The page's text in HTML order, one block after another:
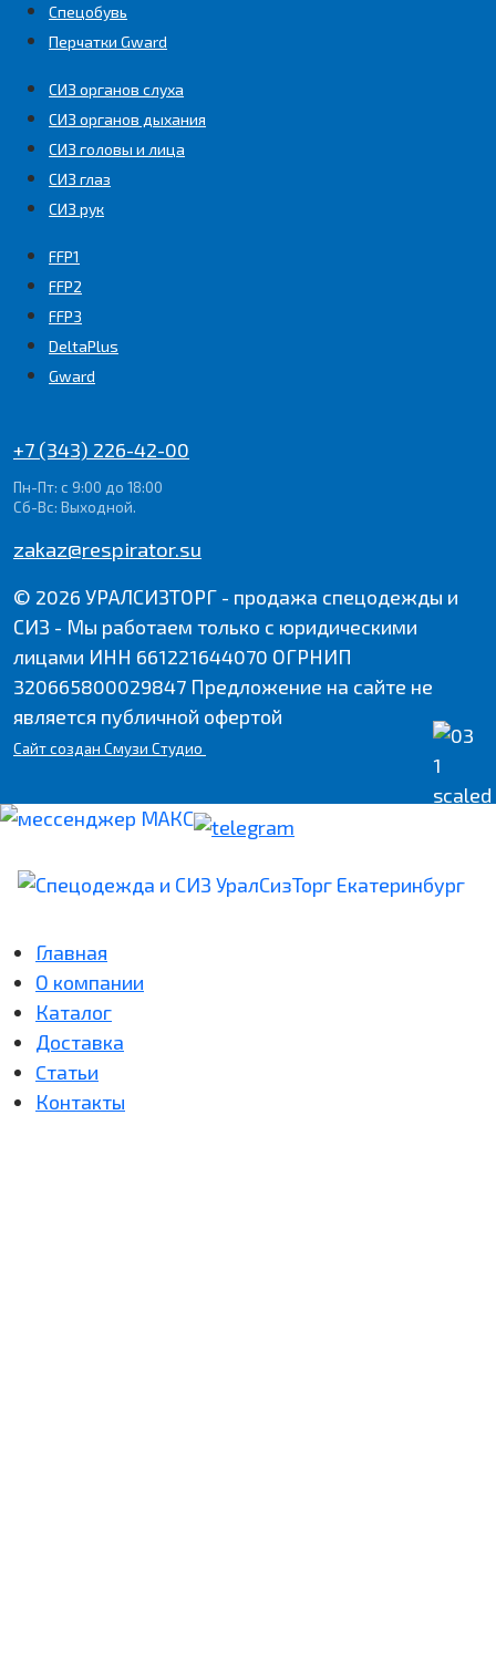
Спецобувь
Перчатки Gward
СИЗ органов слуха
СИЗ органов дыхания
СИЗ головы и лица
СИЗ глаз
СИЗ рук
FFP1
FFP2
FFP3
DeltaPlus
Gward
+7 (343) 226-42-00
Пн-Пт: с 9:00 до 18:00
Сб-Вс: Выходной.
zakaz@respirator.su
© 2026 УРАЛСИЗТОРГ - продажа спецодежды и
СИЗ - Мы работаем только с юридическими
лицами ИНН 661221644070 ОГРНИП
320665800029847 Предложение на сайте не
является публичной офертой
Сайтсоздан Смузи Студио
Главная
О компании
Каталог
Доставка
Cтатьи
Контакты